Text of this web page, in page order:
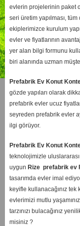
evlerin projelerinin paket
seri üretim yapılması,
ekiplerimizce kurulum
evler ve fiyatlarının
yer alan bilgi formunu
biri alanında uzman
Prefabrik Ev Konut
gözde yapıları olarak
prefabrik evler ucuz
seyreden prefabrik evler
ilgi görüyor.
Prefabrik Ev Konut
teknolojimizle
uygun Rizeprefabrik ev
tasarımda evler imal
keyifle kullanacağınız tek
evlerimizi mutlu
tarzınızı bulacağınız
misiniz ?